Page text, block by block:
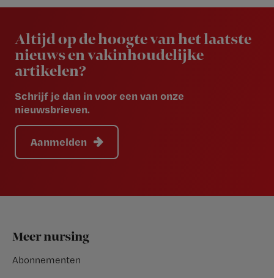
Altijd op de hoogte van het laatste
nieuws en vakinhoudelijke
artikelen?
Schrijf je dan in voor een van onze
nieuwsbrieven.
Aanmelden
Footer
Meer nursing
Abonnementen